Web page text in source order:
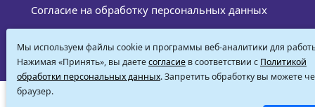
Согласие на обработку персональных данных
защищены, 2022
САЙТ СОЗДАН: ООО "ЭЙФОС". ИНФОРМАЦИОННЫЕ
Мы используем файлы cookie и программы веб-аналитики для
Нажимая «Принять», вы даетесогласиев соответствии с Политикой
обработки персональных данных. Запретить обработку вы можете
браузер.